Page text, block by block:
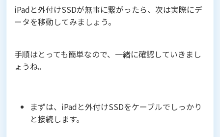
iPadと外付けSSDが無事に繋がったら、次は実際にデ
ータを移動してみましょう。
手順はとっても簡単なので、一緒に確認していきまし
ょうね。
まずは、iPadと外付けSSDをケーブルでしっかり
と接続します。